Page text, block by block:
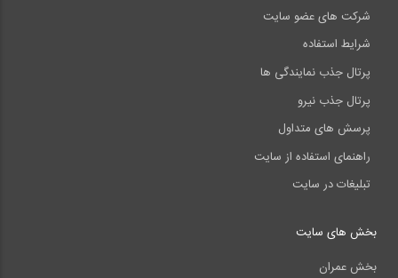
شرکت های عضو سایت
شرایط استفاده
پرتال جذب نمایندگی ها
پرتال جذب نیرو
پرسش های متداول
راهنمای استفاده از سایت
تبلیغات در سایت
بخش های سایت
بخش عمران